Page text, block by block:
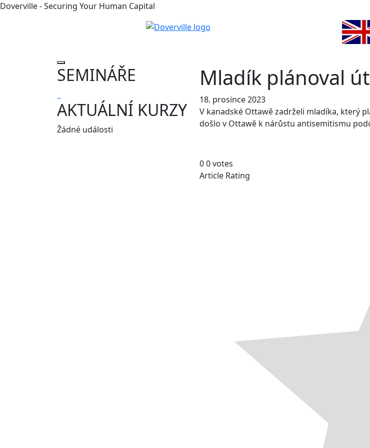
Doverville - Securing Your Human Capital
Mladík plánoval
18. prosince 2023
V kanadské Ottawě zadrželi mladíka, který
došlo v Ottawě k nárůstu antisemitismu
00votes
Article Rating
SEMINÁŘE
AKTUÁLNÍ KURZY
Žádné události